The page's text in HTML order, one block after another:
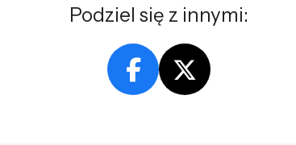
Podziel się z innymi: